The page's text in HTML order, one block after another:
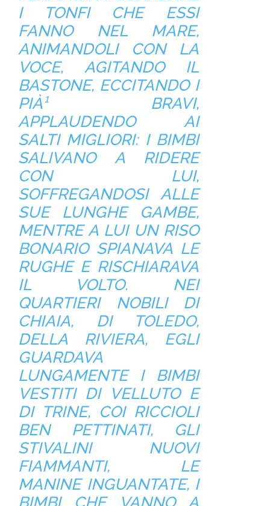
I TONFI CHE ESSI
FANNO NEL MARE,
ANIMANDOLI CON LA
VOCE, AGITANDO IL
BASTONE, ECCITANDO I
PIÀ¹ BRAVI,
APPLAUDENDO AI
SALTI MIGLIORI: I BIMBI
SALIVANO A RIDERE
CON LUI,
SOFFREGANDOSI ALLE
SUE LUNGHE GAMBE,
MENTRE A LUI UN RISO
BONARIO SPIANAVA LE
RUGHE E RISCHIARAVA
IL VOLTO. NEI
QUARTIERI NOBILI DI
CHIAIA, DI TOLEDO,
DELLA RIVIERA, EGLI
GUARDAVA
LUNGAMENTE I BIMBI
VESTITI DI VELLUTO E
DI TRINE, COI RICCIOLI
BEN PETTINATI, GLI
STIVALINI NUOVI
FIAMMANTI, LE
MANINE INGUANTATE, I
BIMBI CHE VANNO A